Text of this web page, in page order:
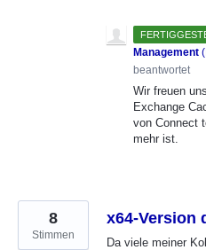
Management (
beantwortet
Wir freuen
Exchange
von Connect
mehr ist.
x64-Version
Da viele meiner
8
Stimmen